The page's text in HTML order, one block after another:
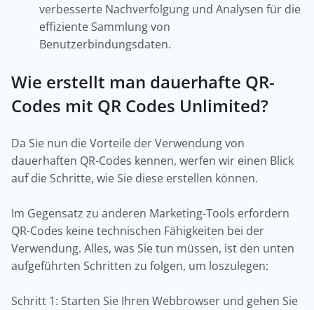
verbesserte Nachverfolgung und Analysen für die
effiziente Sammlung von
Benutzerbindungsdaten.
Wie erstellt man dauerhafte QR-
Codes mit QR Codes Unlimited?
Da Sie nun die Vorteile der Verwendung von
dauerhaften QR-Codes kennen, werfen wir einen Blick
auf die Schritte, wie Sie diese erstellen können.
Im Gegensatz zu anderen Marketing-Tools erfordern
QR-Codes keine technischen Fähigkeiten bei der
Verwendung. Alles, was Sie tun müssen, ist den unten
aufgeführten Schritten zu folgen, um loszulegen:
Schritt 1: Starten Sie Ihren Webbrowser und gehen Sie